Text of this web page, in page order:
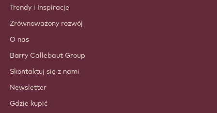
Trendy i Inspiracje
Zrównoważony rozwój
O nas
Barry Callebaut Group
Skontaktuj się z nami
Newsletter
Gdzie kupić